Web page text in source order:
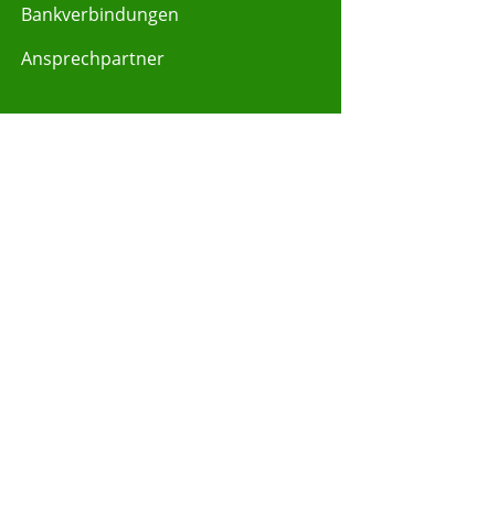
Bankverbindungen
Ansprechpartner